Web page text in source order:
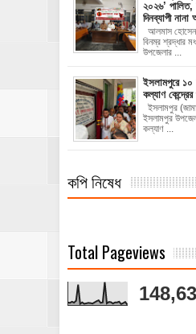
২০২৬’ পালিত,
দিনব্যাপী
‎​আলমাস হোসেন
বিনম্র শ্রদ্ধার
উপজেলার ...
ইসলামপুরে ১০
কল্যাণ
ইসলামপুর
ইসলামপুর
কল্যাণ ...
কপি নিষেধ
Total Pageviews